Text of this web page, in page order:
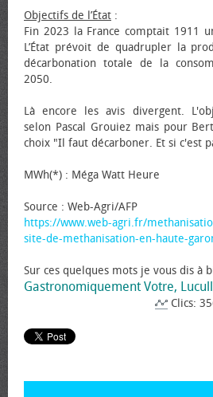
Objectifs de l’État :
Fin 2023 la France comptait 1911
L’État prévoit de quadrupler la
décarbonation totale de la
2050.
Là encore les avis divergent.
selon Pascal Grouiez mais pour
choix "Il faut décarboner. Et si c'est
MWh(*) : Méga Watt Heure
Source : Web-Agri/AFP
https://www.web-agri.fr/
site-de-methanisation-en-haute-
Sur ces quelques mots je vous dis à
Gastronomiquement Votre,
Clics: